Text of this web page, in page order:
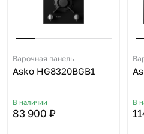
Варочная панель
Asko HG8320BGB1
В наличии
83 900 ₽
В